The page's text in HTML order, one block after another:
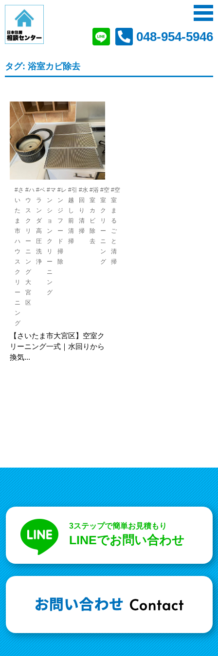
048-954-5946
タグ: 浴室カビ除去
#さ
い
た
ま
市
ハ
ウ
ス
ク
リ
ー
ニ
ン
グ
#ハ
ウ
ス
ク
リ
ー
ニ
ン
グ
大
宮
区
#ベ
ラ
ン
ダ
高
圧
洗
浄
#マ
ン
シ
ョ
ン
ク
リ
ー
ニ
ン
グ
#レ
ン
ジ
フ
ー
ド
掃
除
#引
越
し
前
清
掃
#水
回
り
清
掃
#浴
室
カ
ビ
除
去
#空
室
ク
リ
ー
ニ
ン
グ
#空
室
ま
る
ご
と
清
掃
【さいたま市大宮区】空室ク
リーニング一式｜水回りから
換気...
3ステップで簡単お見積もり
LINEでお問い合わせ